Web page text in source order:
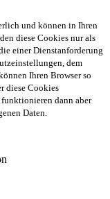
und können in Ihren
diese Cookies nur als
einer Dienstanforderung
dem
Ihren Browser so
diese Cookies
dann aber
Daten.